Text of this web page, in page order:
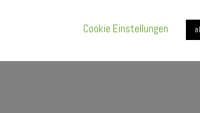
Cookie Einstellungen